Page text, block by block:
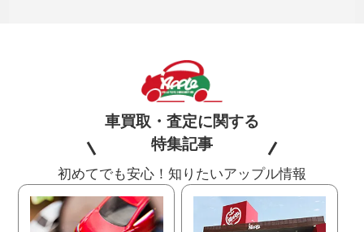
車買取・査定に関する
特集記事
初めてでも安心！知りたいアップル情報